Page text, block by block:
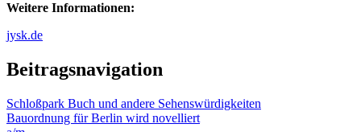
Weitere Informationen:
jysk.de
Beitragsnavigation
Schloßpark Buch und andere Sehenswürdigkeiten
Bauordnung für Berlin wird novelliert